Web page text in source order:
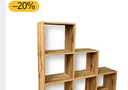
–20%